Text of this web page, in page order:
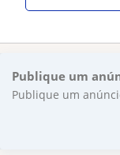
Publique um
Publique um